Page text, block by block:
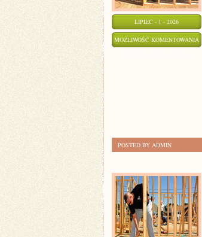
LIPIEC - 1 - 2026
MOŻLIWOŚĆ KOMENTOWANIA
POSTED BY ADMIN